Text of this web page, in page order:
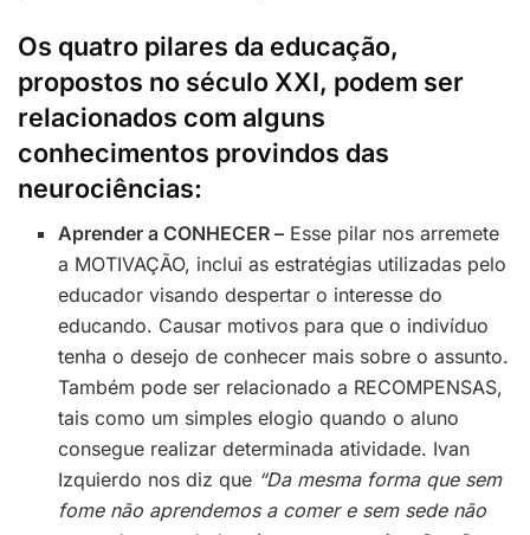
Os quatro pilares da educação,
propostos no século XXI, podem ser
relacionados com alguns
conhecimentos provindos das
neurociências:
Aprender a CONHECER – Esse pilar nos arremete
a MOTIVAÇÃO, inclui as estratégias utilizadas pelo
educador visando despertar o interesse do
educando. Causar motivos para que o indivíduo
tenha o desejo de conhecer mais sobre o assunto.
Também pode ser relacionado a RECOMPENSAS,
tais como um simples elogio quando o aluno
consegue realizar determinada atividade. Ivan
Izquierdo nos diz que “Da mesma forma que sem
fome não aprendemos a comer e sem sede não